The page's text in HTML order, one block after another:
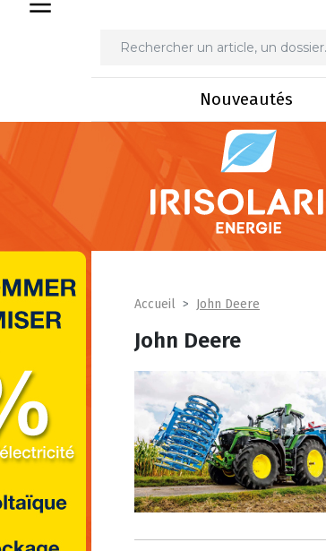
Nouveautés
Accueil John Deere
John Deere